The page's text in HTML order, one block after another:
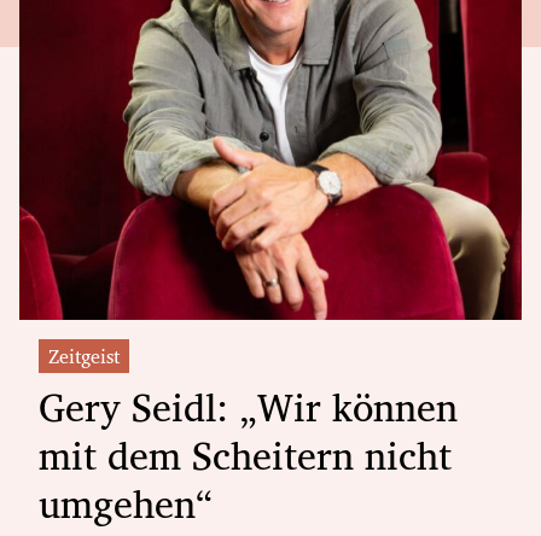
Zeitgeist
Gery Seidl: „Wir können
mit dem Scheitern nicht
umgehen“